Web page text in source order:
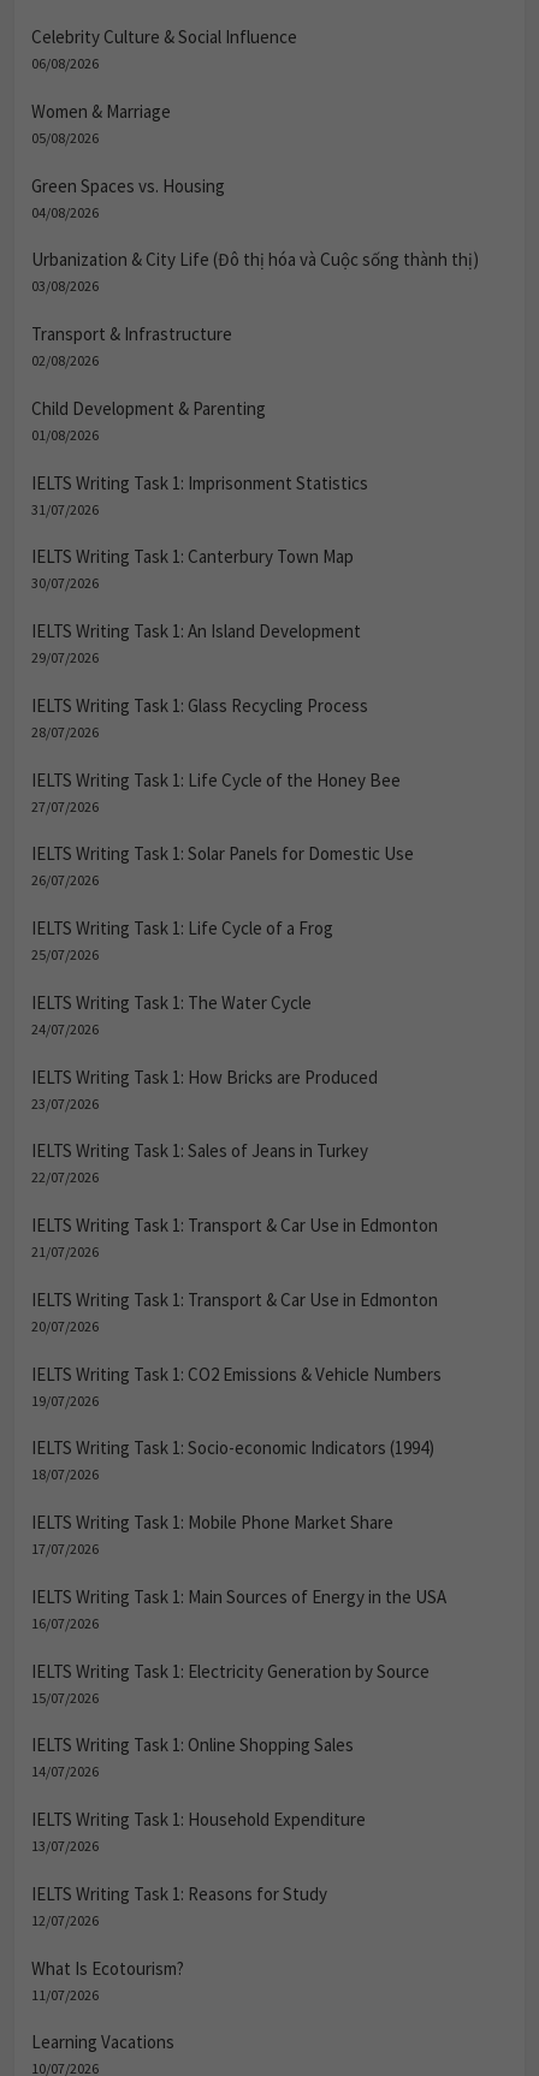
Celebrity Culture & Social Influence
06/08/2026
Women & Marriage
05/08/2026
Green Spaces vs. Housing
04/08/2026
Urbanization & City Life (Đô thị hóa và Cuộc sống thành thị)
03/08/2026
Transport & Infrastructure
02/08/2026
Child Development & Parenting
01/08/2026
IELTS Writing Task 1: Imprisonment Statistics
31/07/2026
IELTS Writing Task 1: Canterbury Town Map
30/07/2026
IELTS Writing Task 1: An Island Development
29/07/2026
IELTS Writing Task 1: Glass Recycling Process
28/07/2026
IELTS Writing Task 1: Life Cycle of the Honey Bee
27/07/2026
IELTS Writing Task 1: Solar Panels for Domestic Use
26/07/2026
IELTS Writing Task 1: Life Cycle of a Frog
25/07/2026
IELTS Writing Task 1: The Water Cycle
24/07/2026
IELTS Writing Task 1: How Bricks are Produced
23/07/2026
IELTS Writing Task 1: Sales of Jeans in Turkey
22/07/2026
IELTS Writing Task 1: Transport & Car Use in Edmonton
21/07/2026
IELTS Writing Task 1: Transport & Car Use in Edmonton
20/07/2026
IELTS Writing Task 1: CO2 Emissions & Vehicle Numbers
19/07/2026
IELTS Writing Task 1: Socio-economic Indicators (1994)
18/07/2026
IELTS Writing Task 1: Mobile Phone Market Share
17/07/2026
IELTS Writing Task 1: Main Sources of Energy in the USA
16/07/2026
IELTS Writing Task 1: Electricity Generation by Source
15/07/2026
IELTS Writing Task 1: Online Shopping Sales
14/07/2026
IELTS Writing Task 1: Household Expenditure
13/07/2026
IELTS Writing Task 1: Reasons for Study
12/07/2026
What Is Ecotourism?
11/07/2026
Learning Vacations
10/07/2026